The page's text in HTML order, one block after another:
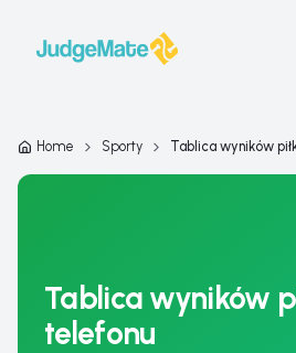
Home Sporty Tablica wyników
Tablica wyników
telefonu